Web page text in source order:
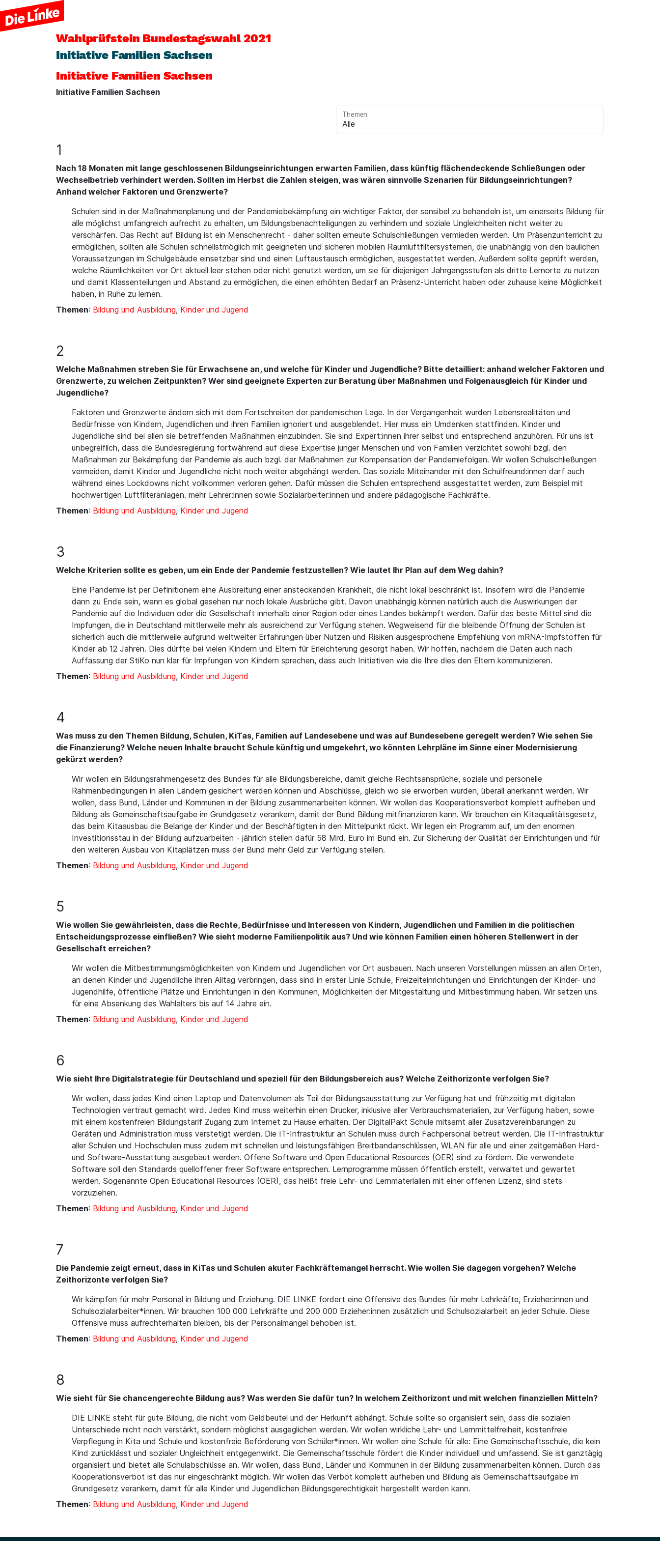
Wahlprüfstein Bundestagswahl 2021
Initiative Familien Sachsen
Initiative Familien Sachsen
Initiative Familien Sachsen
Themen
1
Nach 18 Monaten mit lange geschlossenen Bildungseinrichtungen erwarten Familien, dass künftig flächendeckende Schließungen oder
Wechselbetrieb verhindert werden. Sollten im Herbst die Zahlen steigen, was wären sinnvolle Szenarien für Bildungseinrichtungen?
Anhand welcher Faktoren und Grenzwerte?
Schulen sind in der Maßnahmenplanung und der Pandemiebekämpfung ein wichtiger Faktor, der sensibel zu behandeln ist, um einerseits Bildung für
alle möglichst umfangreich aufrecht zu erhalten, um Bildungsbenachteiligungen zu verhindern und soziale Ungleichheiten nicht weiter zu
verschärfen. Das Recht auf Bildung ist ein Menschenrecht - daher sollten erneute Schulschließungen vermieden werden. Um Präsenzunterricht zu
ermöglichen, sollten alle Schulen schnellstmöglich mit geeigneten und sicheren mobilen Raumluftfiltersystemen, die unabhängig von den baulichen
Voraussetzungen im Schulgebäude einsetzbar sind und einen Luftaustausch ermöglichen, ausgestattet werden. Außerdem sollte geprüft werden,
welche Räumlichkeiten vor Ort aktuell leer stehen oder nicht genutzt werden, um sie für diejenigen Jahrgangsstufen als dritte Lernorte zu nutzen
und damit Klassenteilungen und Abstand zu ermöglichen, die einen erhöhten Bedarf an Präsenz-Unterricht haben oder zuhause keine Möglichkeit
haben, in Ruhe zu lernen.
Themen: Bildung und Ausbildung, Kinder und Jugend
2
Welche Maßnahmen streben Sie für Erwachsene an, und welche für Kinder und Jugendliche? Bitte detailliert: anhand welcher Faktoren und
Grenzwerte, zu welchen Zeitpunkten? Wer sind geeignete Experten zur Beratung über Maßnahmen und Folgenausgleich für Kinder und
Jugendliche?
Faktoren und Grenzwerte ändern sich mit dem Fortschreiten der pandemischen Lage. In der Vergangenheit wurden Lebensrealitäten und
Bedürfnisse von Kindern, Jugendlichen und ihren Familien ignoriert und ausgeblendet. Hier muss ein Umdenken stattfinden. Kinder und
Jugendliche sind bei allen sie betreffenden Maßnahmen einzubinden. Sie sind Expert:innen ihrer selbst und entsprechend anzuhören. Für uns ist
unbegreiflich, dass die Bundesregierung fortwährend auf diese Expertise junger Menschen und von Familien verzichtet sowohl bzgl. den
Maßnahmen zur Bekämpfung der Pandemie als auch bzgl. der Maßnahmen zur Kompensation der Pandemiefolgen. Wir wollen Schulschließungen
vermeiden, damit Kinder und Jugendliche nicht noch weiter abgehängt werden. Das soziale Miteinander mit den Schulfreund:innen darf auch
während eines Lockdowns nicht vollkommen verloren gehen. Dafür müssen die Schulen entsprechend ausgestattet werden, zum Beispiel mit
hochwertigen Luftfilteranlagen. mehr Lehrer:innen sowie Sozialarbeiter:innen und andere pädagogische Fachkräfte.
Themen: Bildung und Ausbildung, Kinder und Jugend
3
Welche Kriterien sollte es geben, um ein Ende der Pandemie festzustellen? Wie lautet Ihr Plan auf dem Weg dahin?
Eine Pandemie ist per Definitionem eine Ausbreitung einer ansteckenden Krankheit, die nicht lokal beschränkt ist. Insofern wird die Pandemie
dann zu Ende sein, wenn es global gesehen nur noch lokale Ausbrüche gibt. Davon unabhängig können natürlich auch die Auswirkungen der
Pandemie auf die Individuen oder die Gesellschaft innerhalb einer Region oder eines Landes bekämpft werden. Dafür das beste Mittel sind die
Impfungen, die in Deutschland mittlerweile mehr als ausreichend zur Verfügung stehen. Wegweisend für die bleibende Öffnung der Schulen ist
sicherlich auch die mittlerweile aufgrund weltweiter Erfahrungen über Nutzen und Risiken ausgesprochene Empfehlung von mRNA-Impfstoffen für
Kinder ab 12 Jahren. Dies dürfte bei vielen Kindern und Eltern für Erleichterung gesorgt haben. Wir hoffen, nachdem die Daten auch nach
Auffassung der StiKo nun klar für Impfungen von Kindern sprechen, dass auch Initiativen wie die Ihre dies den Eltern kommunizieren.
Themen: Bildung und Ausbildung, Kinder und Jugend
4
Was muss zu den Themen Bildung, Schulen, KiTas, Familien auf Landesebene und was auf Bundesebene geregelt werden? Wie sehen Sie
die Finanzierung? Welche neuen Inhalte braucht Schule künftig und umgekehrt, wo könnten Lehrpläne im Sinne einer Modernisierung
gekürzt werden?
Wir wollen ein Bildungsrahmengesetz des Bundes für alle Bildungsbereiche, damit gleiche Rechtsansprüche, soziale und personelle
Rahmenbedingungen in allen Ländern gesichert werden können und Abschlüsse, gleich wo sie erworben wurden, überall anerkannt werden. Wir
wollen, dass Bund, Länder und Kommunen in der Bildung zusammenarbeiten können. Wir wollen das Kooperationsverbot komplett aufheben und
Bildung als Gemeinschaftsaufgabe im Grundgesetz verankern, damit der Bund Bildung mitfinanzieren kann. Wir brauchen ein Kitaqualitätsgesetz,
das beim Kitaausbau die Belange der Kinder und der Beschäftigten in den Mittelpunkt rückt. Wir legen ein Programm auf, um den enormen
Investitionsstau in der Bildung aufzuarbeiten - jährlich stellen dafür 58 Mrd. Euro im Bund ein. Zur Sicherung der Qualität der Einrichtungen und für
den weiteren Ausbau von Kitaplätzen muss der Bund mehr Geld zur Verfügung stellen.
Themen: Bildung und Ausbildung, Kinder und Jugend
5
Wie wollen Sie gewährleisten, dass die Rechte, Bedürfnisse und Interessen von Kindern, Jugendlichen und Familien in die politischen
Entscheidungsprozesse einfließen? Wie sieht moderne Familienpolitik aus? Und wie können Familien einen höheren Stellenwert in der
Gesellschaft erreichen?
Wir wollen die Mitbestimmungsmöglichkeiten von Kindern und Jugendlichen vor Ort ausbauen. Nach unseren Vorstellungen müssen an allen Orten,
an denen Kinder und Jugendliche ihren Alltag verbringen, dass sind in erster Linie Schule, Freizeiteinrichtungen und Einrichtungen der Kinder- und
Jugendhilfe, öffentliche Plätze und Einrichtungen in den Kommunen, Möglichkeiten der Mitgestaltung und Mitbestimmung haben. Wir setzen uns
für eine Absenkung des Wahlalters bis auf 14 Jahre ein.
Themen: Bildung und Ausbildung, Kinder und Jugend
6
Wie sieht Ihre Digitalstrategie für Deutschland und speziell für den Bildungsbereich aus? Welche Zeithorizonte verfolgen Sie?
Wir wollen, dass jedes Kind einen Laptop und Datenvolumen als Teil der Bildungsausstattung zur Verfügung hat und frühzeitig mit digitalen
Technologien vertraut gemacht wird. Jedes Kind muss weiterhin einen Drucker, inklusive aller Verbrauchsmaterialien, zur Verfügung haben, sowie
mit einem kostenfreien Bildungstarif Zugang zum Internet zu Hause erhalten. Der DigitalPakt Schule mitsamt aller Zusatzvereinbarungen zu
Geräten und Administration muss verstetigt werden. Die IT-Infrastruktur an Schulen muss durch Fachpersonal betreut werden. Die IT-Infrastruktur
aller Schulen und Hochschulen muss zudem mit schnellen und leistungsfähigen Breitbandanschlüssen, WLAN für alle und einer zeitgemäßen Hard-
und Software-Ausstattung ausgebaut werden. Offene Software und Open Educational Resources (OER) sind zu fördern. Die verwendete
Software soll den Standards quelloffener freier Software entsprechen. Lernprogramme müssen öffentlich erstellt, verwaltet und gewartet
werden. Sogenannte Open Educational Resources (OER), das heißt freie Lehr- und Lernmaterialien mit einer offenen Lizenz, sind stets
vorzuziehen.
Themen: Bildung und Ausbildung, Kinder und Jugend
7
Die Pandemie zeigt erneut, dass in KiTas und Schulen akuter Fachkräftemangel herrscht. Wie wollen Sie dagegen vorgehen? Welche
Zeithorizonte verfolgen Sie?
Wir kämpfen für mehr Personal in Bildung und Erziehung. DIE LINKE fordert eine Offensive des Bundes für mehr Lehrkräfte, Erzieher:innen und
Schulsozialarbeiter*innen. Wir brauchen 100 000 Lehrkräfte und 200 000 Erzieher:innen zusätzlich und Schulsozialarbeit an jeder Schule. Diese
Offensive muss aufrechterhalten bleiben, bis der Personalmangel behoben ist.
Themen: Bildung und Ausbildung, Kinder und Jugend
8
Wie sieht für Sie chancengerechte Bildung aus? Was werden Sie dafür tun? In welchem Zeithorizont und mit welchen finanziellen Mitteln?
DIE LINKE steht für gute Bildung, die nicht vom Geldbeutel und der Herkunft abhängt. Schule sollte so organisiert sein, dass die sozialen
Unterschiede nicht noch verstärkt, sondern möglichst ausgeglichen werden. Wir wollen wirkliche Lehr- und Lernmittelfreiheit, kostenfreie
Verpflegung in Kita und Schule und kostenfreie Beförderung von Schüler*innen. Wir wollen eine Schule für alle: Eine Gemeinschaftsschule, die kein
Kind zurücklässt und sozialer Ungleichheit entgegenwirkt. Die Gemeinschaftsschule fördert die Kinder individuell und umfassend. Sie ist ganztägig
organisiert und bietet alle Schulabschlüsse an. Wir wollen, dass Bund, Länder und Kommunen in der Bildung zusammenarbeiten können. Durch das
Kooperationsverbot ist das nur eingeschränkt möglich. Wir wollen das Verbot komplett aufheben und Bildung als Gemeinschaftsaufgabe im
Grundgesetz verankern, damit für alle Kinder und Jugendlichen Bildungsgerechtigkeit hergestellt werden kann.
Themen: Bildung und Ausbildung, Kinder und Jugend